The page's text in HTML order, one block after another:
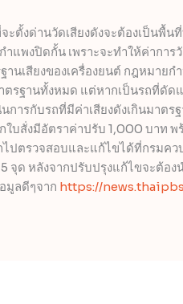
ะตั้งด่านวัดเสียงดังจะต้องเป็นพื้
แพงปิดกั้น เพราะจะทำให้ค่าการ
านเสียงของเครื่องยนต์ กฎหมายก
ตรฐานทั้งหมด แต่หากเป็นรถที่ดัด
การกับรถที่มีค่าเสียงดังเกินมาต
บสั่งมีอัตราค่าปรับ 1,000 บาท พ
ไปตรวจสอบและแก้ไขได้ที่กรมค
จุด หลังจากปรับปรุงแก้ไขจะต้อ
ลดีๆจาก https://